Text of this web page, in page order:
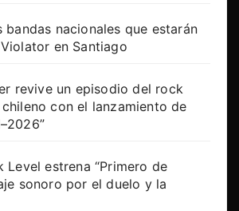
bandas nacionales que estarán
en Santiago
revive un episodio del rock
con el lanzamiento de
Level estrena “Primero de
sonoro por el duelo y la